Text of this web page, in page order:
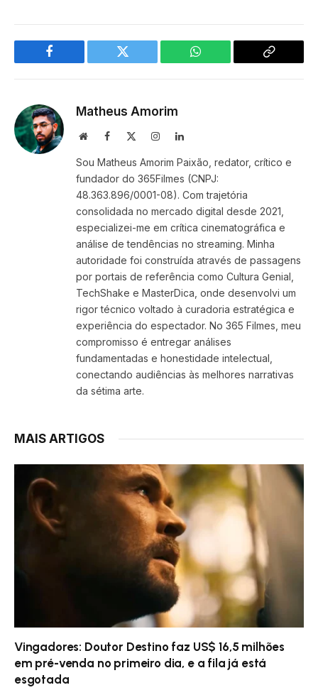
Facebook Twitter WhatsApp
Copy
Matheus Amorim
WebsiteFacebook InstagramLinkedIn
Sou Matheus Amorim Paixão, redator, crítico e
fundador do 365Filmes (CNPJ:
48.363.896/0001-08). Com trajetória
consolidada no mercado digital desde 2021,
especializei-me em crítica cinematográfica e
análise de tendências no streaming. Minha
autoridade foi construída através de passagens
por portais de referência como Cultura Genial,
TechShake e MasterDica, onde desenvolvi um
rigor técnico voltado à curadoria estratégica e
experiência do espectador. No 365 Filmes, meu
compromisso é entregar análises
fundamentadas e honestidade intelectual,
conectando audiências às melhores narrativas
da sétima arte.
MAIS ARTIGOS
Vingadores: Doutor Destino faz US$ 16,5 milhões
em pré-venda no primeiro dia, e a fila já está
esgotada